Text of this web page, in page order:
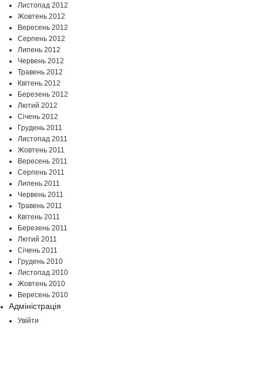
Листопад 2012
Жовтень 2012
Вересень 2012
Серпень 2012
Липень 2012
Червень 2012
Травень 2012
Квітень 2012
Березень 2012
Лютий 2012
Січень 2012
Грудень 2011
Листопад 2011
Жовтень 2011
Вересень 2011
Серпень 2011
Липень 2011
Червень 2011
Травень 2011
Квітень 2011
Березень 2011
Лютий 2011
Січень 2011
Грудень 2010
Листопад 2010
Жовтень 2010
Вересень 2010
Адміністрація
Увійти